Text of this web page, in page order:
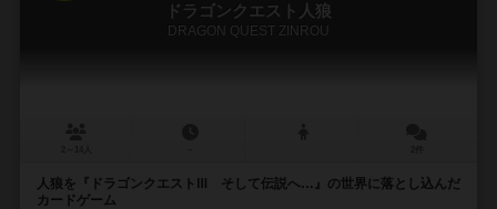
ドラゴンクエスト人狼
DRAGON QUEST ZINROU
人狼を『ドラゴンクエストⅢ そして伝説へ…』の世界に落とし込んだ
カードゲーム